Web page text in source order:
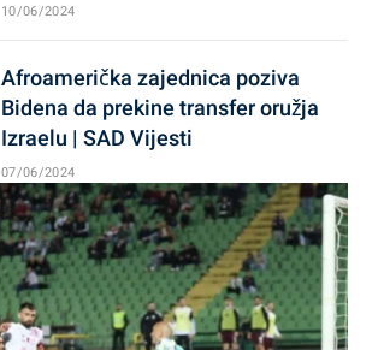
10/06/2024
Afroamerička zajednica poziva
Bidena da prekine transfer oružja
Izraelu | SAD Vijesti
07/06/2024